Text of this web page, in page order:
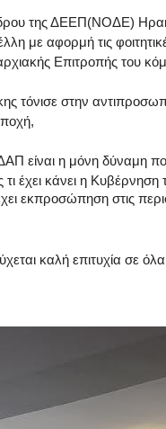
της ΔΕΕΠ(ΝΟΔΕ)
με αφορμή τις
Επιτροπής του
τόνισε στην
ΔΑΠ είναι η μόνη δύναμη
τι έχει κάνει η Κυβέρνηση
εκπροσώπηση στις
καλή επιτυχία σε